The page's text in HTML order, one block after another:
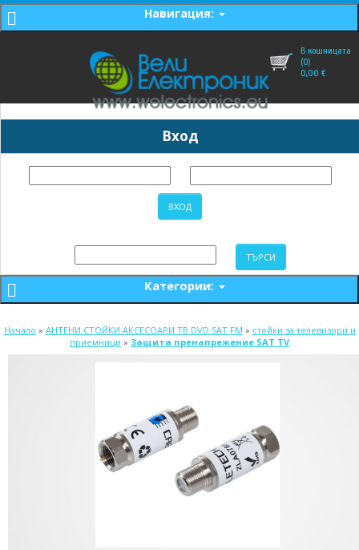
Навигация:
В кошницата
(0)
0,00 €
Вход
Категории:
Начало » АНТЕНИ СТОЙКИ АКСЕСОАРИ ТВ DVD SAT FM » стойки за телевизори и
приемници » Защита пренапрежение SAT TV